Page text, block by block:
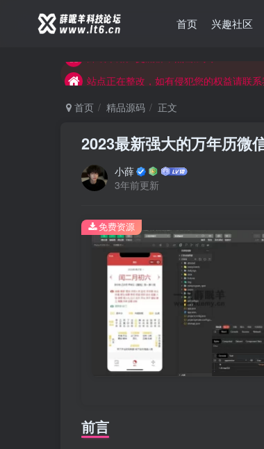
首页 兴趣社区
站点正在整改，如有侵犯您的权益请联
站点正在整改，如有侵犯您的权益请联系
首页 精品源码 正文
2023最新强大的万年历微
小薛
3年前更新
免费资源
前言